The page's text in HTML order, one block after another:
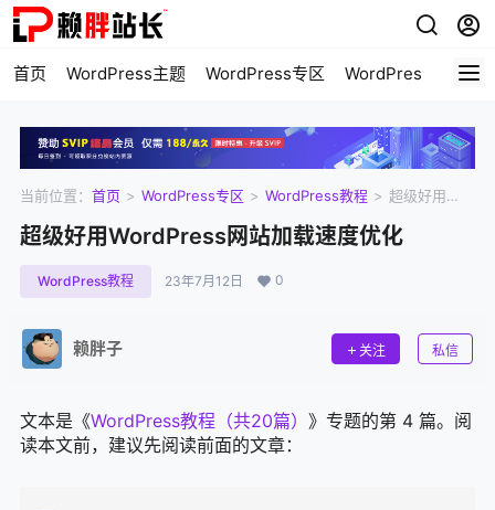
首页 WordPress主题 WordPress专区 WordPress美化
当前位置： 首页 > WordPress专区 > WordPress教程 > 超级好用
超级好用WordPress网站加载速度优化
WordPress教程 23年7月12日 0
赖胖子 关注 私信
文本是《WordPress教程（共20篇） 》专题的第 4 篇。阅
读本文前，建议先阅读前面的文章：